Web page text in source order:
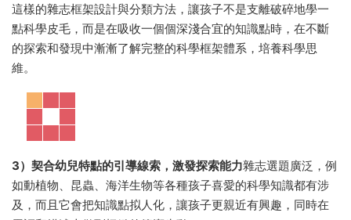
這樣的雜志框架設計與分類方法，讓孩子不是支離破碎地學一
點科學皮毛，而是在吸收一個個深淺合宜的知識點時，在不斷
的探索和發現中漸漸了解完整的科學框架體系，培養科學思
維。
3）契合幼兒特點的引導線索，激發探索能力雜志選題廣泛，例
如動植物、昆蟲、海洋生物等各種孩子喜愛的科學知識都有涉
及，而且它會把知識點拟人化，讓孩子更親近有興趣，同時在